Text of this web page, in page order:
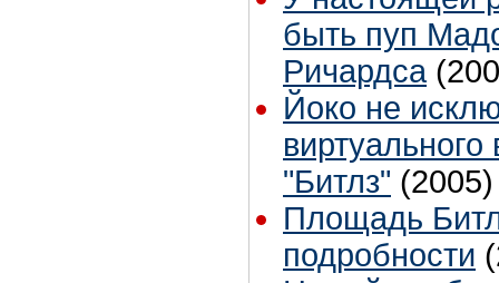
быть пуп
Ричардса
Йоко не
"Битлз" (2005)
Площадь
подробности